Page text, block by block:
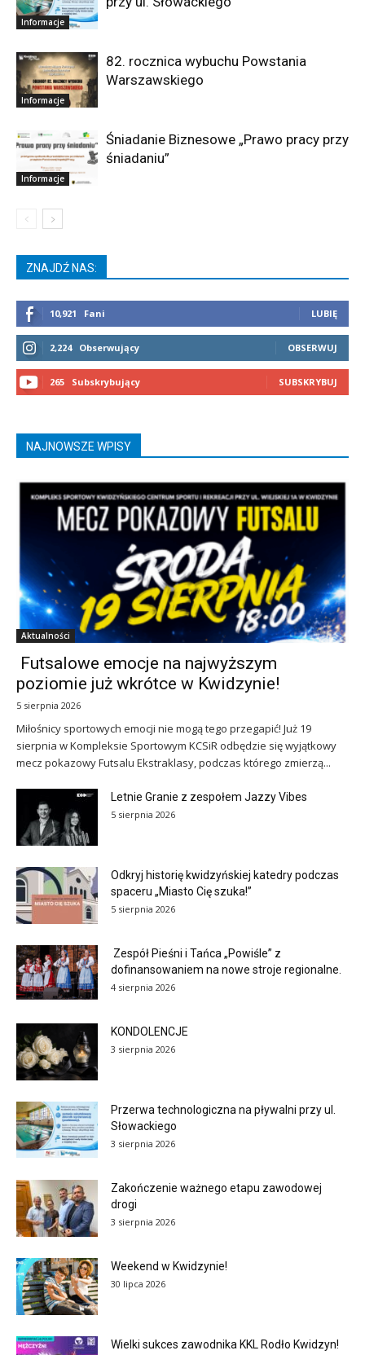
Informacje
Informacje
82. rocznica wybuchu Powstania
Warszawskiego
Informacje
Śniadanie Biznesowe „Prawo pracy przy
śniadaniu”
ZNAJDŹ NAS:
10,921 Fani LUBIĘ
2,224 Obserwujący OBSERWUJ
265 Subskrybujący SUBSKRYBUJ
NAJNOWSZE WPISY
Aktualności
Futsalowe emocje na najwyższym
poziomie już wkrótce w Kwidzynie!
5 sierpnia 2026
Miłośnicy sportowych emocji nie mogą tego przegapić! Już 19
sierpnia w Kompleksie Sportowym KCSiR odbędzie się wyjątkowy
mecz pokazowy Futsalu Ekstraklasy, podczas którego zmierzą...
Letnie Granie z zespołem Jazzy Vibes
5 sierpnia 2026
Odkryj historię kwidzyńskiej katedry podczas
spaceru „Miasto Cię szuka!”
5 sierpnia 2026
Zespół Pieśni i Tańca „Powiśle” z
dofinansowaniem na nowe stroje regionalne.
4 sierpnia 2026
KONDOLENCJE
3 sierpnia 2026
Przerwa technologiczna na pływalni przy ul.
Słowackiego
3 sierpnia 2026
Zakończenie ważnego etapu zawodowej
drogi
3 sierpnia 2026
Weekend w Kwidzynie!
30 lipca 2026
Wielki sukces zawodnika KKL Rodło Kwidzyn!